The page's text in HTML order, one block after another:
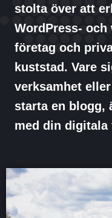
stolta över att
WordPress- och
företag och
kuststad. Vare
verksamhet
starta en blogg,
med din digitala